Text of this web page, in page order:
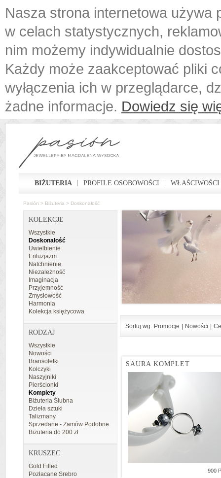
Nasza strona internetowa używa
w celach statystycznych,
nim możemy indywidualnie
Każdy może zaakceptować pliki
wyłączenia ich w przeglądarce,
żadne informacje. Dowiedz się
BIŻUTERIA PROFILE OSOBOWOŚCI
Pasión > Biżuteria > Doskonałość
KOLEKCJE
Wszystkie
Doskonałość
Uwielbienie
Entuzjazm
Natchnienie
Niezależność
Imaginacja
Przyjemność
Zmysłowość
Harmonia
Kolekcja księżycowa
RODZAJ
Wszystkie
Nowości
Bransoletki
Kolczyki
Naszyjniki
Pierścionki
Komplety
Biżuteria Ślubna
Dzieła sztuki
Talizmany
Sprzedane - Zamów Podobne
Biżuteria do 200 zł
KRUSZEC
Gold Filled
Pozłacane Srebro
Sortuj wg: Promocje Nowości
SAURA KOMPLET
900